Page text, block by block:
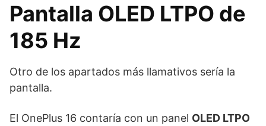
Pantalla OLED LTPO de
185 Hz
Otro de los apartados más llamativos sería la
pantalla.
El OnePlus 16 contaría con un panel OLED LTPO